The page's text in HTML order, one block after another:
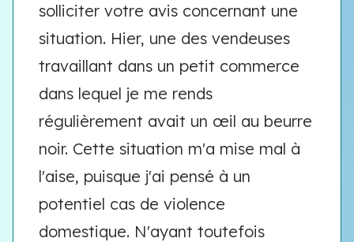
solliciter votre avis concernant une
situation. Hier, une des vendeuses
travaillant dans un petit commerce
dans lequel je me rends
régulièrement avait un œil au beurre
noir. Cette situation m'a mise mal à
l'aise, puisque j'ai pensé à un
potentiel cas de violence
domestique. N'ayant toutefois